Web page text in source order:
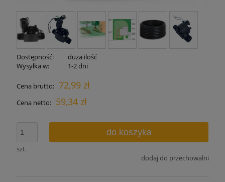
Dostępność:
duża ilość
Wysyłka w:
1-2 dni
Cena brutto: 72,99 zł
Cena netto: 59,34 zł
szt.
do koszyka
dodaj do przechowalni